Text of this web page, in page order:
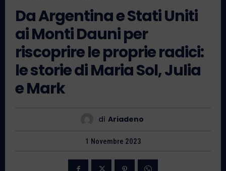
Da Argentina e Stati Uniti
ai Monti Dauni per
riscoprire le proprie radici:
le storie di Maria Sol, Julia
e Mark
di Ariadeno
1 Novembre 2023